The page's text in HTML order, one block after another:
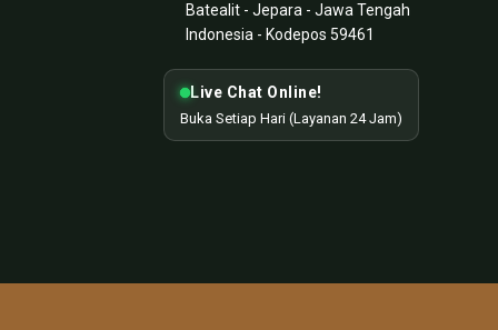
Batealit - Jepara - Jawa Tengah
Indonesia - Kodepos 59461
Live Chat Online!
Buka Setiap Hari (Layanan 24 Jam)